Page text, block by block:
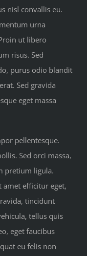
nisl convallis eu.
urna
ut libero
risus. Sed
purus odio blandit
Sed gravida
eget massa
pellentesque.
Sed orci massa,
pretium ligula.
amet efficitur eget,
tincidunt
tellus quis
eget faucibus
eu felis non